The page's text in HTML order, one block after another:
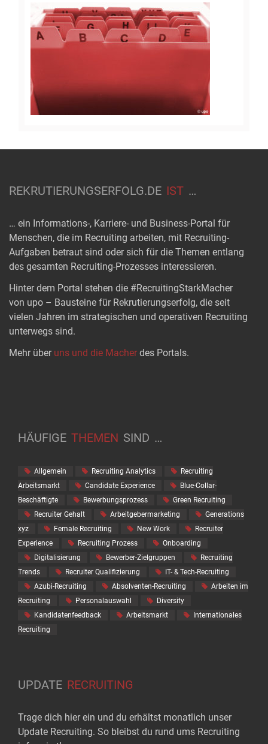
REKRUTIERUNGSERFOLG.DE IST …
… ein Informations-, Karriere- und Business-Portal für
Menschen, die im Recruiting arbeiten, mit Recruiting-
Aufgaben betraut sind oder sich für die Themen entlang
des gesamten Recruiting-Prozesses interessieren.
Hinter dem Portal stehen die #RecruitingStarkMacher
von upo – Bausteine für Rekrutierungserfolg, die seit
vielen Jahren im strategischen und operativen Recruiting
unterwegs sind.
Mehr über uns und die Macher des Portals.
HÄUFIGE THEMEN SIND …
Allgemein Recruiting Analytics
Recruiting
Arbeitsmarkt
Candidate Experience
Blue-Collar-
Beschäftigte
Bewerbungsprozess
Green Recruiting
Recruiter Gehalt
Arbeitgebermarketing
Generations
xyz
Female Recruiting New Work
Recruiter
Experience
Recruiting Prozess
Onboarding
Digitalisierung
Bewerber-Zielgruppen
Recruiting
Trends
Recruiter Qualifizierung
IT- & Tech-Recruiting
Azubi-Recruiting
Absolventen-Recruiting
Arbeiten im
Recruiting
Personalauswahl
Diversity
Kandidatenfeedback
Arbeitsmarkt
Internationales
Recruiting
UPDATE RECRUITING
Trage dich hier ein und du erhältst monatlich unser
Update Recruiting. So bleibst du rund ums Recruiting